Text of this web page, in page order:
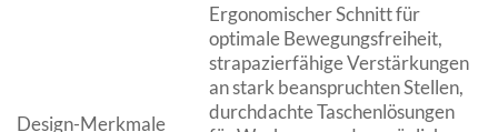
Design-Merkmale
Ergonomischer Schnitt für
optimale Bewegungsfreiheit,
strapazierfähige Verstärkungen
an stark beanspruchten Stellen,
durchdachte Taschenlösungen